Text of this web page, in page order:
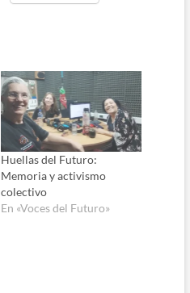
Huellas del Futuro:
Memoria y activismo
colectivo
En «Voces del Futuro»